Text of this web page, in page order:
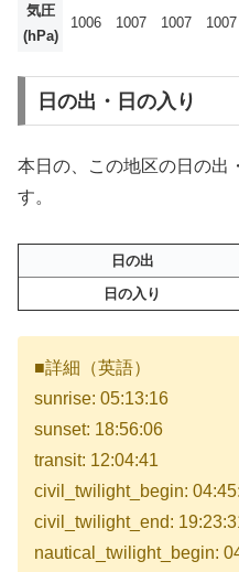
気圧
(hPa)
1006 1007 1007 1007
日の出・日の入り
本日の、この地区の日の出
す。
日の出
日の入り
■詳細（英語）
sunrise: 05:13:16
sunset: 18:56:06
transit: 12:04:41
civil_twilight_begin:
civil_twilight_end:
nautical_twilight_begin: